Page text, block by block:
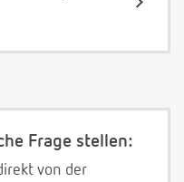
Frage stellen:
von der